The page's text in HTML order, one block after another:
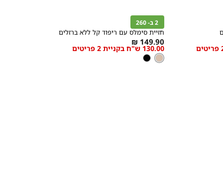
Color
ניוד
מידה
הוספה
לסל
2 ב- 260
חזיית סימלס עם ריפוד קל ללא ברזלים
As
low
as
149.90 ₪
130.00 ש"ח בקניית 2 פריטים
צבע
ניוד
ניוד שחור